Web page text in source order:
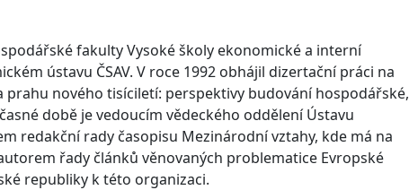
fakulty Vysoké školy ekonomické a interní
ústavu ČSAV. V roce 1992 obhájil dizertační práci na
prahu nového tisíciletí: perspektivy budování hospodářské,
době je vedoucím vědeckého oddělení Ústavu
redakční rady časopisu Mezinárodní vztahy, kde má na
řady článků věnovaných problematice Evropské
republiky k této organizaci.